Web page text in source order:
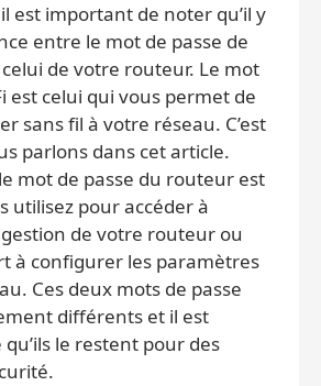
il est important de noter qu’il y
entre le mot de passe de
de votre routeur. Le mot
est celui qui vous permet de
sans fil à votre réseau. C’est
parlons dans cet article.
mot de passe du routeur est
utilisez pour accéder à
gestion de votre routeur ou
à configurer les paramètres
Ces deux mots de passe
différents et il est
le restent pour des